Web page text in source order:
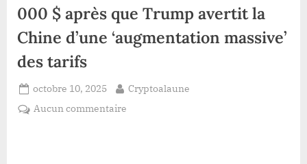
000 $ après que Trump avertit la
Chine d’une ‘augmentation massive’
des tarifs
Posted
on
octobre 10, 2025 By
Cryptoalaune
Aucun commentaire